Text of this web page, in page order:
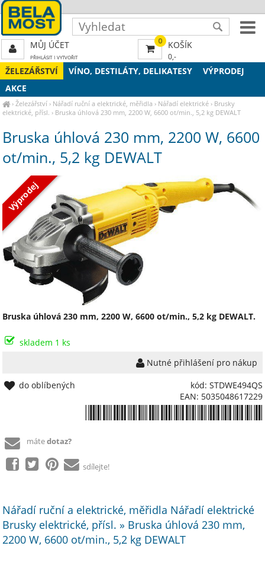
ŽELEZÁŘSTVÍ VÍNO, DESTILÁTY, DELIKATESY
VÝPRODEJ
AKCE
›Železářství › Nářadí ruční a elektrické, měřidla › Nářadí elektrické › Brusky
elektrické, přísl. › Bruska úhlová 230 mm, 2200 W, 6600 ot/min., 5,2 kg DEWALT
Bruska úhlová 230 mm, 2200 W, 6600
ot/min., 5,2 kg DEWALT
Výprodej
Bruska úhlová 230 mm, 2200 W, 6600 ot/min., 5,2 kg DEWALT.
skladem 1 ks
Nutné přihlášení pro nákup
kód: STDWE494QS
EAN: 5035048617229
do oblíbených
mátedotaz?
sdílejte!
Nářadí ruční a elektrické, měřidla Nářadí elektrické
Brusky elektrické, přísl. » Bruska úhlová 230 mm,
2200 W, 6600 ot/min., 5,2 kg DEWALT
0 KOŠÍK
0,-
MŮJ ÚČET
PŘIHLÁSIT| VYTVOŘIT